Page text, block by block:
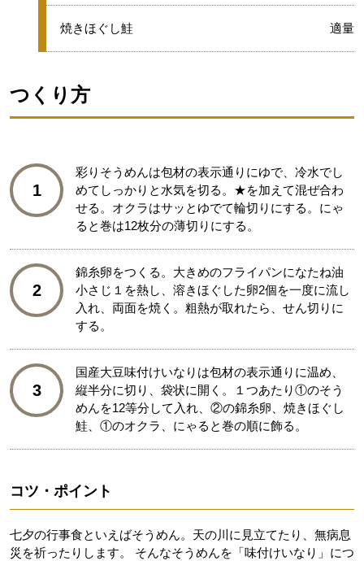
●
焼きほぐし鮭 適量
つくり方
1
彩りそうめんは包材の表示通りにゆで、冷水でし
めてしっかりと水気を切る。★を加えて混ぜ合わ
せる。オクラはサッとゆでて輪切りにする。にゃ
ると巻は12枚分の薄切りにする。
2
錦糸卵をつくる。大きめのフライパンになたね油
小さじ１を熱し、溶きほぐした卵2個を一度に流し
入れ、両面を焼く。粗熱が取れたら、せん切りに
する。
3
国産大豆味付けいなりは包材の表示通りに温め、
縦半分に切り、袋状に開く。１つあたり①のそう
めんを12等分して入れ、②の錦糸卵、焼きほぐし
鮭、①のオクラ、にゃると巻の順に飾る。
コツ・ポイント
七夕の行事食といえばそうめん。天の川に見立てたり、無病息
災を祈ったりします。 そんなそうめんを「味付けいなり」につ